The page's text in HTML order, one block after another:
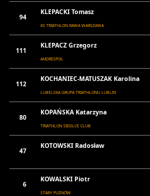
94
KLEPACKI Tomasz
KS TRIATHLON RAWA WARSZAWA
111
KLEPACZ Grzegorz
ANDRESPOL
112
KOCHANIEC-MATUSZAK Karolina
LUBELSKA GRUPA TRIATHLONU LUBLIN
80
KOPAŃSKA Katarzyna
TRIATHLON SIEDLCE CLUB
47
KOTOWSKI Radosław
6
KOWALSKI Piotr
STARY PUZNÓW